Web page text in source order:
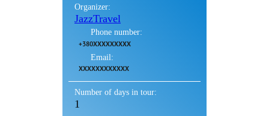
Organizer:
JazzTravel
Phone number:
+380XXXXXXXXX
Email:
XXXXXXXXXXXX
Number of days in tour:
1